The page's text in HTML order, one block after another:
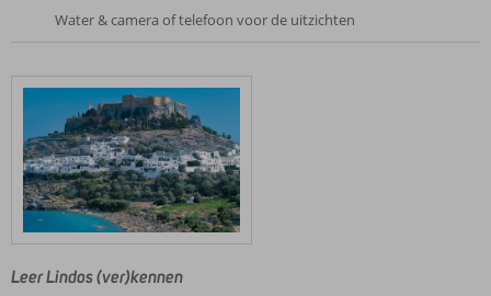
Water & camera of telefoon voor de uitzichten
Leer Lindos (ver)kennen